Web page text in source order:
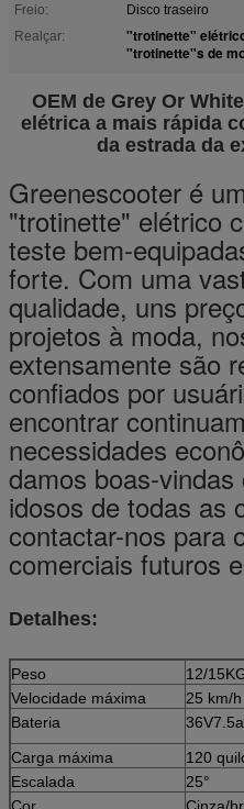
Freio:
Disco traseiro
Realçar:
"trotinette"
"trotinette"s de
OEM de Grey Or
elétrica a mais rápida
da estrada da
Greenescooter é
"trotinette" elétrico
teste bem-
forte. Com uma
qualidade, uns
projetos à moda,
extensamente são
confiados por
encontrar
necessidades
damos boas-
idosos de todas as
contactar-nos para
comerciais futuros
Detalhes:
Peso
12/
Velocidade máxima
25 km/h
Bateria
Carga máxima
120
Escalada
25°